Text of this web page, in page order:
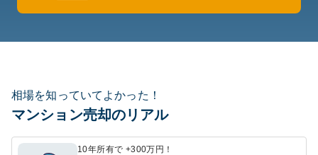
相場を知っていてよかった！
マンション売却のリアル
10年所有で +300万円！